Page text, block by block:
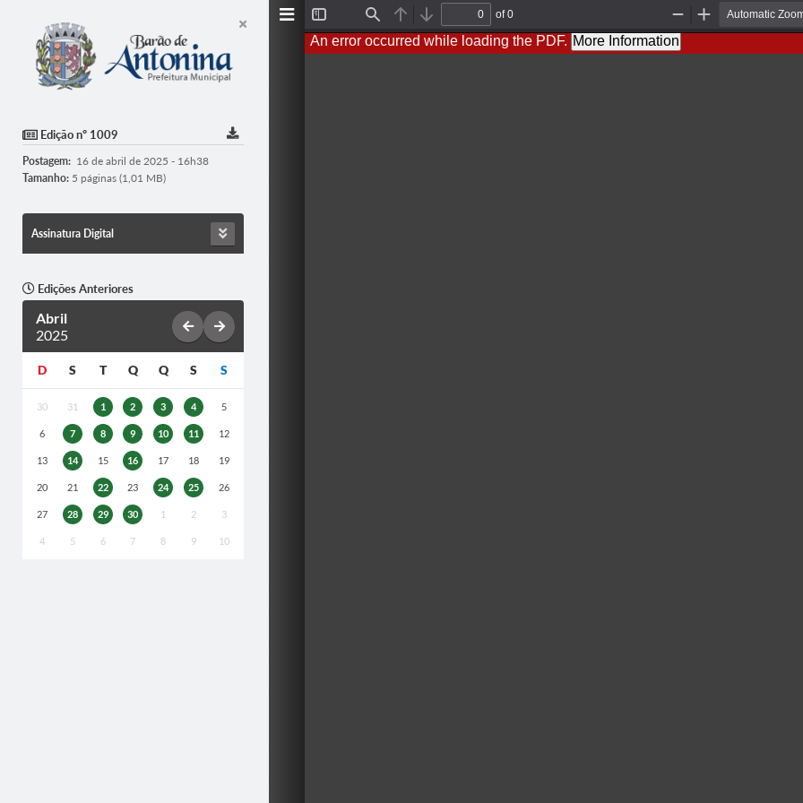
Edição nº 1009
Postagem: 16 de abril de 2025 - 16h38
Tamanho: 5 páginas (1,01 MB)
Assinatura Digital
Edições Anteriores
Abril
2025
D S T Q Q S S
30 31 1 2 3 4 5
6 7 8 9 10 11 12
13 14 15 16 17 18 19
20 21 22 23 24 25 26
27 28 29 30 1 2 3
4 5 6 7 8 9 10
Sidebar
Find Previous
Next
of 0
Out
An error occurred while loading the PDF. More Information